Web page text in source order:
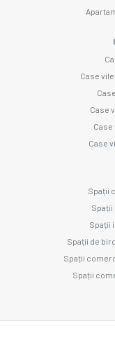
Case
Case
Case
Spații
Spații
Spații de
Spații
Spații